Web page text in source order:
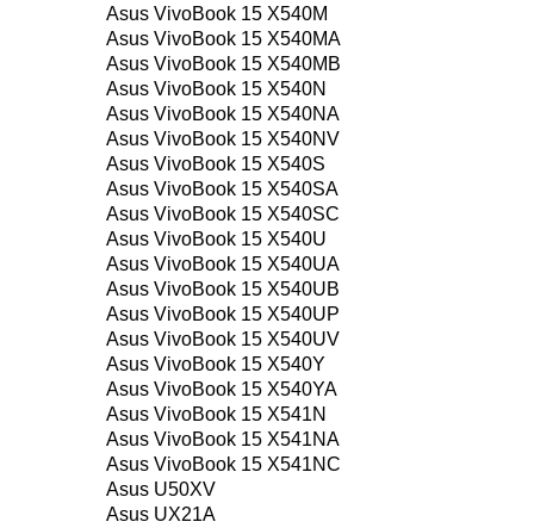
Asus VivoBook 15 X540M
Asus VivoBook 15 X540MA
Asus VivoBook 15 X540MB
Asus VivoBook 15 X540N
Asus VivoBook 15 X540NA
Asus VivoBook 15 X540NV
Asus VivoBook 15 X540S
Asus VivoBook 15 X540SA
Asus VivoBook 15 X540SC
Asus VivoBook 15 X540U
Asus VivoBook 15 X540UA
Asus VivoBook 15 X540UB
Asus VivoBook 15 X540UP
Asus VivoBook 15 X540UV
Asus VivoBook 15 X540Y
Asus VivoBook 15 X540YA
Asus VivoBook 15 X541N
Asus VivoBook 15 X541NA
Asus VivoBook 15 X541NC
Asus U50XV
Asus UX21A